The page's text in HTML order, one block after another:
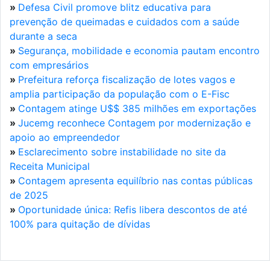
» Defesa Civil promove blitz educativa para
prevenção de queimadas e cuidados com a saúde
durante a seca
» Segurança, mobilidade e economia pautam encontro
com empresários
» Prefeitura reforça fiscalização de lotes vagos e
amplia participação da população com o E-Fisc
» Contagem atinge U$$ 385 milhões em exportações
» Jucemg reconhece Contagem por modernização e
apoio ao empreendedor
» Esclarecimento sobre instabilidade no site da
Receita Municipal
» Contagem apresenta equilíbrio nas contas públicas
de 2025
» Oportunidade única: Refis libera descontos de até
100% para quitação de dívidas